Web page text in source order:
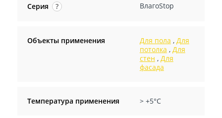
Серия ? ВлагоStop
Объекты применения Для пола , Для
потолка , Для
стен , Для
фасада
Температура применения > +5°C